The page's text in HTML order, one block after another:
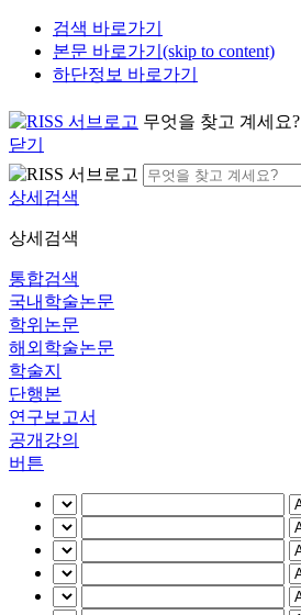
검색 바로가기
본문 바로가기(skip to content)
하단정보 바로가기
무엇을 찾고 계세요?
닫기
상세검색
상세검색
통합검색
국내학술논문
학위논문
해외학술논문
학술지
단행본
연구보고서
공개강의
버튼